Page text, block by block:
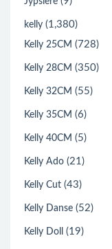
kelly (1,380)
Kelly 25CM (728)
Kelly 28CM (350)
Kelly 32CM (55)
Kelly 35CM (6)
Kelly 40CM (5)
Kelly Ado (21)
Kelly Cut (43)
Kelly Danse (52)
Kelly Doll (19)